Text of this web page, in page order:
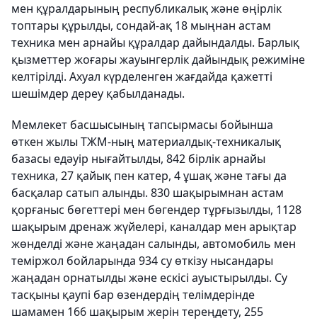
мен құралдарының республикалық және өңірлік
топтары құрылды, сондай-ақ 18 мыңнан астам
техника мен арнайы құралдар дайындалды. Барлық
қызметтер жоғары жауынгерлік дайындық режиміне
келтірілді. Ахуал күрделенген жағдайда қажетті
шешімдер дереу қабылданады.
Мемлекет басшысының тапсырмасы бойынша
өткен жылы ТЖМ-ның материалдық-техникалық
базасы едәуір нығайтылды, 842 бірлік арнайы
техника, 27 қайық пен катер, 4 ұшақ және тағы да
басқалар сатып алынды. 830 шақырымнан астам
қорғаныс бөгеттері мен бөгендер тұрғызылды, 1128
шақырым дренаж жүйелері, каналдар мен арықтар
жөнделді және жаңадан салынды, автомобиль мен
теміржол бойларында 934 су өткізу нысандары
жаңадан орнатылды және ескісі ауыстырылды. Су
тасқыны қаупі бар өзендердің телімдерінде
шамамен 166 шақырым жерін тереңдету, 255